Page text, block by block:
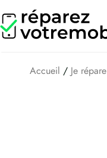
au
contenu
Accueil / Je répare